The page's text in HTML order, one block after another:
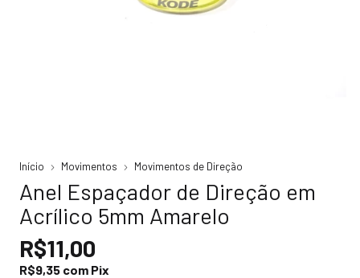
Início Movimentos Movimentos de Direção
Anel Espaçador de Direção em
Acrílico 5mm Amarelo
R$11,00
R$9,35 com Pix